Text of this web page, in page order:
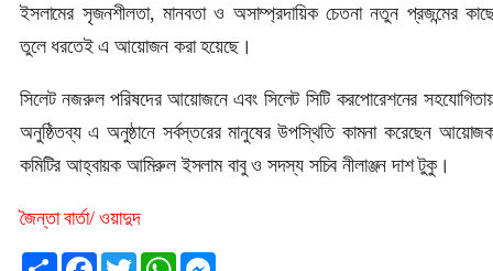
ইসলামের সৃজনশীলতা, মানবতা ও অসাম্প্রদায়িক চেতনা নতুন প্রজন্মের
তুলে ধরতেই এ আয়োজন করা হয়েছে।
সিলেট নজরুল পরিষদের আয়োজনে এবং সিলেট সিটি করপোরেশনের
অনুষ্ঠিতব্য এ অনুষ্ঠানে সর্বস্তরের মানুষের উপস্থিতি কামনা করেছেন
কমিটির আহ্বায়ক আমিরুল ইসলাম বাবু ও সদস্য সচিব নীলাঞ্জন দাশ টুকু।
জৈন্তা বার্তা/ ওয়াদুদ
Share FacebookTwitterWhatsApp